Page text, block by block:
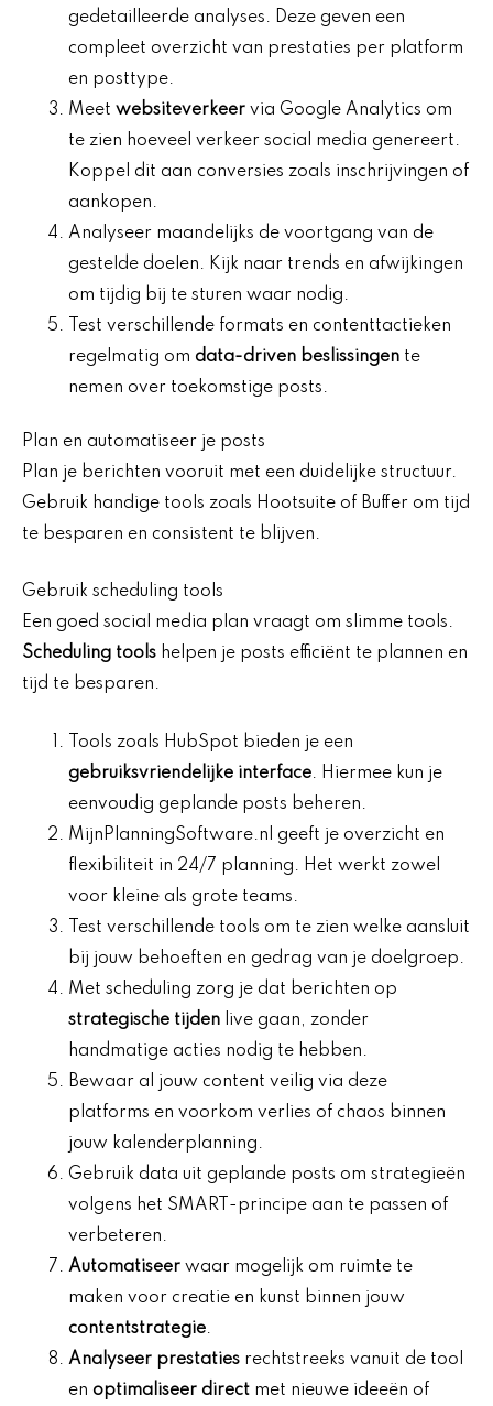
gedetailleerde analyses. Deze geven een
compleet overzicht van prestaties per platform
en posttype.
Meet websiteverkeer via Google Analytics om
te zien hoeveel verkeer social media genereert.
Koppel dit aan conversies zoals inschrijvingen of
aankopen.
Analyseer maandelijks de voortgang van de
gestelde doelen. Kijk naar trends en afwijkingen
om tijdig bij te sturen waar nodig.
Test verschillende formats en contenttactieken
regelmatig om data-driven beslissingen te
nemen over toekomstige posts.
Plan en automatiseer je posts
Plan je berichten vooruit met een duidelijke structuur.
Gebruik handige tools zoals Hootsuite of Buffer om tijd
te besparen en consistent te blijven.
Gebruik scheduling tools
Een goed social media plan vraagt om slimme tools.
Scheduling tools helpen je posts efficiënt te plannen en
tijd te besparen.
Tools zoals HubSpot bieden je een
gebruiksvriendelijke interface. Hiermee kun je
eenvoudig geplande posts beheren.
MijnPlanningSoftware.nl geeft je overzicht en
flexibiliteit in 24/7 planning. Het werkt zowel
voor kleine als grote teams.
Test verschillende tools om te zien welke aansluit
bij jouw behoeften en gedrag van je doelgroep.
Met scheduling zorg je dat berichten op
strategische tijden live gaan, zonder
handmatige acties nodig te hebben.
Bewaar al jouw content veilig via deze
platforms en voorkom verlies of chaos binnen
jouw kalenderplanning.
Gebruik data uit geplande posts om strategieën
volgens het SMART-principe aan te passen of
verbeteren.
Automatiseer waar mogelijk om ruimte te
maken voor creatie en kunst binnen jouw
contentstrategie.
Analyseer prestaties rechtstreeks vanuit de tool
en optimaliseer direct met nieuwe ideeën of